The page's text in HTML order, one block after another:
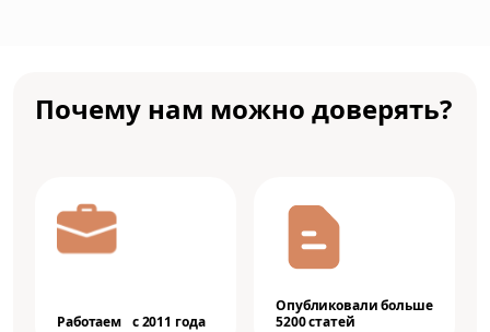
Почему нам можно доверять?
Работаем с 2011 года
Опубликовали больше
5200 статей